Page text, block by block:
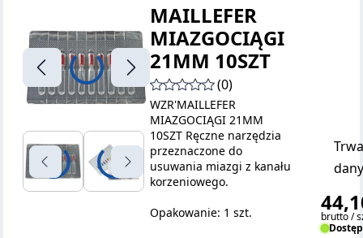
MAILLEFER
MIAZGOCIĄGI
21MM 10SZT
(0)
WZR'MAILLEFER
MIAZGOCIĄGI 21MM
10SZT Ręczne narzędzia
przeznaczone do
usuwania miazgi z kanału
korzeniowego.
Opakowanie: 1 szt.
brutto /